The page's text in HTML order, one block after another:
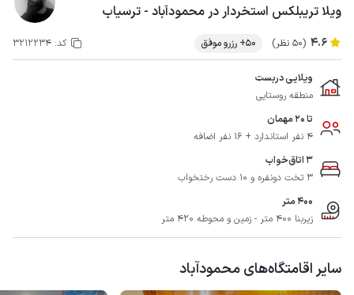
ویلا تریبلکس استخردار در محمودآباد - ترسیاب
4.6 (50 نظر) 50+ رزرو موفق کد: 3212234
ویلایی دربست
منطقه روستایی
تا 20 مهمان
4 نفر استاندارد + 16 نفر اضافه
3 اتاق‌خواب
3 تخت دونفره و 10 دست رختخواب
400 متر
زیربنا 400 متر - زمین و محوطه 420 متر
سایر اقامتگاه‌های محمودآباد